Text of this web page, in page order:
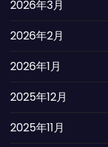
2026年3月
2026年2月
2026年1月
2025年12月
2025年11月